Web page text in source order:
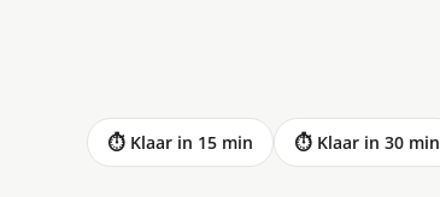
⏱ Klaar in 15 min ⏱ Klaar in 30 min